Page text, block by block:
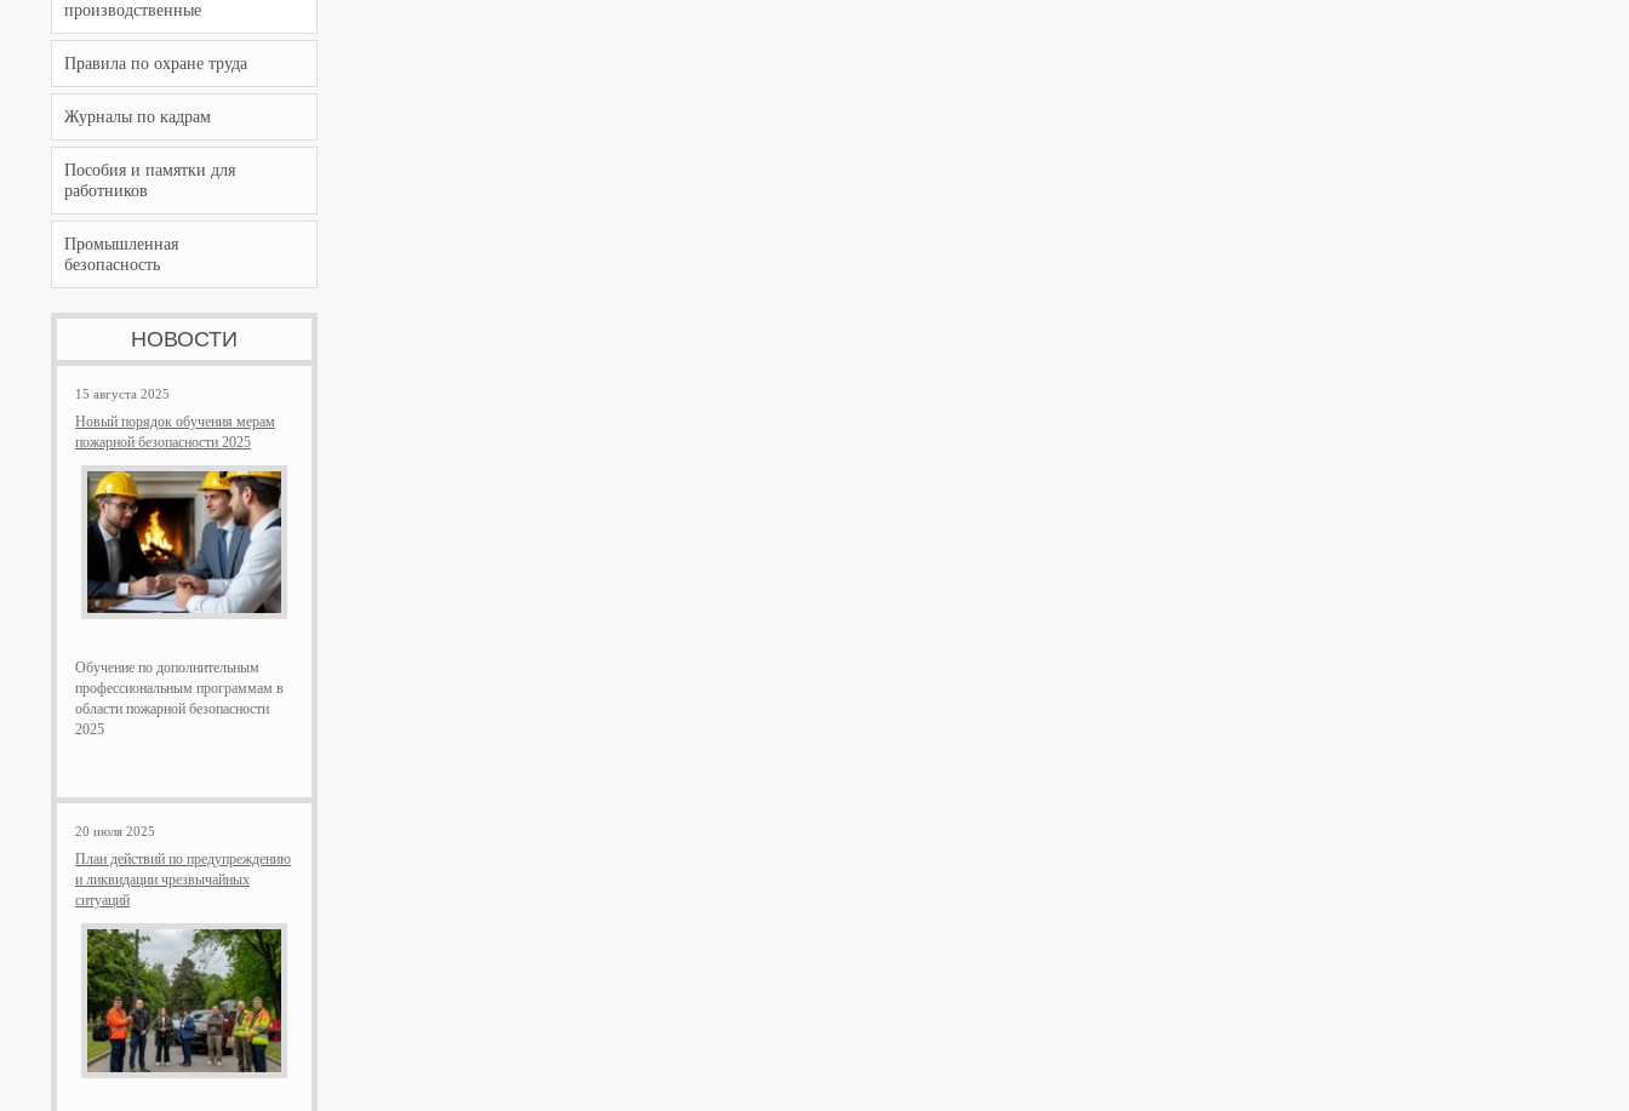
производственные
Правила по охране труда
Журналы по кадрам
Пособия и памятки для
работников
Промышленная
безопасность
НОВОСТИ
15 августа 2025
Новый порядок обучения мерам
пожарной безопасности 2025
Обучение по дополнительным
профессиональным программам в
области пожарной безопасности
2025
20 июля 2025
План действий по предупреждению
и ликвидации чрезвычайных
ситуаций